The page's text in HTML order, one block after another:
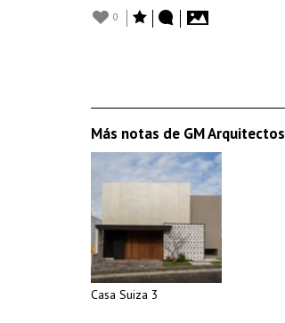
0
Más notas de GM Arquitectos
Casa Suiza 3